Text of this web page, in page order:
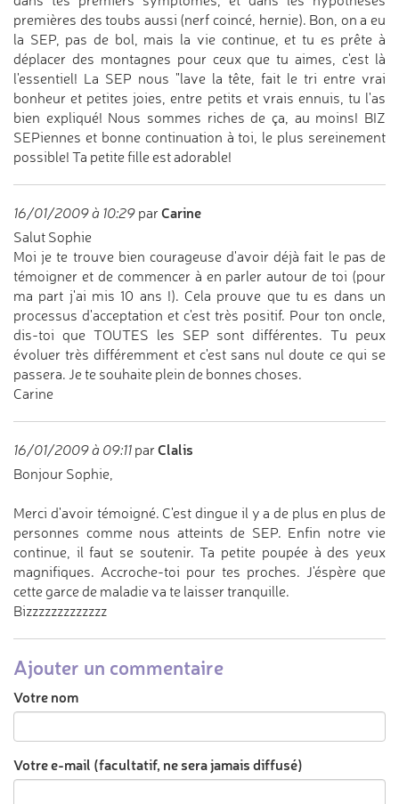
premières des toubs aussi (nerf coincé, hernie). Bon, on a eu
la SEP, pas de bol, mais la vie continue, et tu es prête à
déplacer des montagnes pour ceux que tu aimes, c'est là
l'essentiel! La SEP nous "lave la tête, fait le tri entre vrai
bonheur et petites joies, entre petits et vrais ennuis, tu l'as
bien expliqué! Nous sommes riches de ça, au moins! BIZ
SEPiennes et bonne continuation à toi, le plus sereinement
possible! Ta petite fille est adorable!
16/01/2009 à 10:29 par Carine
Salut Sophie
Moi je te trouve bien courageuse d'avoir déjà fait le pas de
témoigner et de commencer à en parler autour de toi (pour
ma part j'ai mis 10 ans !). Cela prouve que tu es dans un
processus d'acceptation et c'est très positif. Pour ton oncle,
dis-toi que TOUTES les SEP sont différentes. Tu peux
évoluer très différemment et c'est sans nul doute ce qui se
passera. Je te souhaite plein de bonnes choses.
Carine
16/01/2009 à 09:11 par Clalis
Bonjour Sophie,
Merci d'avoir témoigné. C'est dingue il y a de plus en plus de
personnes comme nous atteints de SEP. Enfin notre vie
continue, il faut se soutenir. Ta petite poupée à des yeux
magnifiques. Accroche-toi pour tes proches. J'éspère que
cette garce de maladie va te laisser tranquille.
Bizzzzzzzzzzzzz
Ajouter un commentaire
Votre nom
Votre e-mail (facultatif, ne sera jamais diffusé)